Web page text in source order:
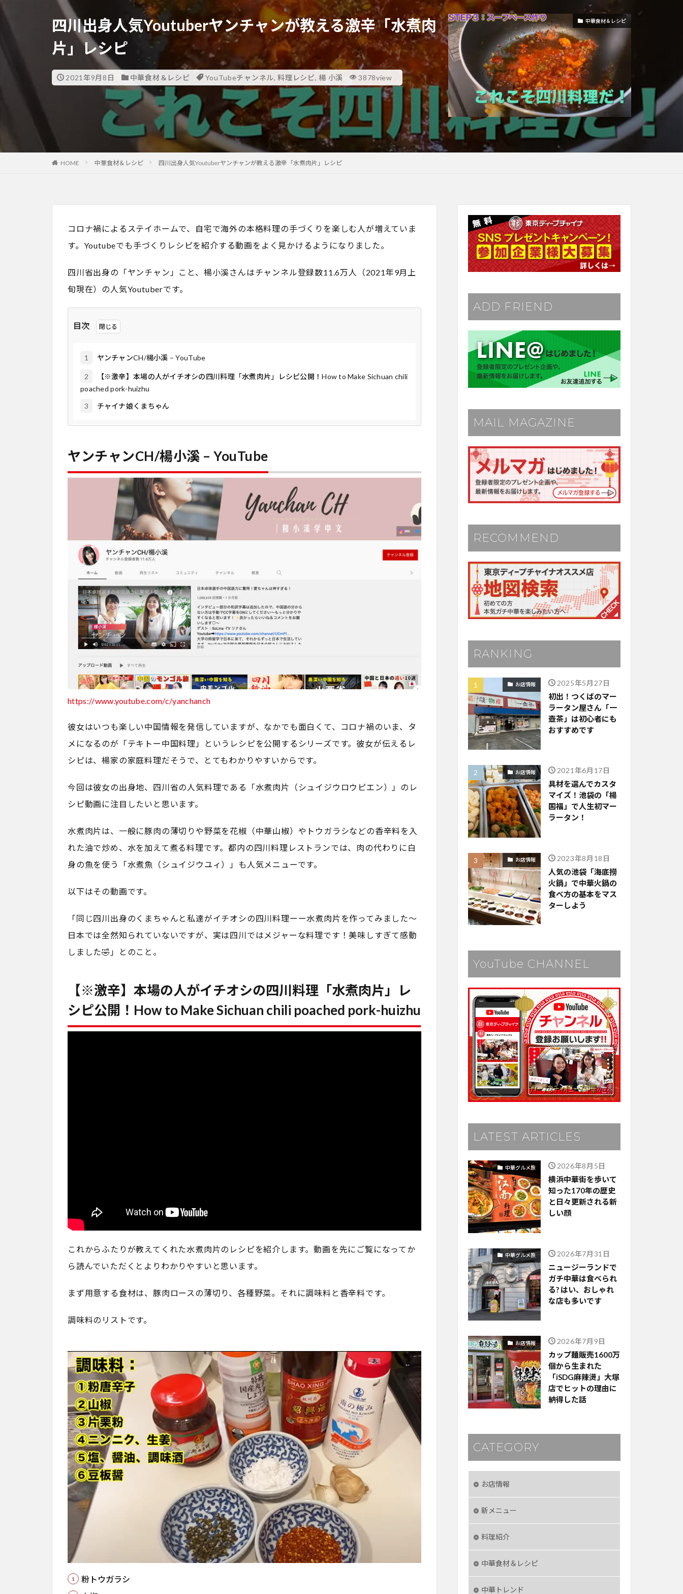
四川出身人気Youtuberヤンチャンが教える激辛「水煮肉
片」レシピ
2021年9月8日 中華食材＆レシピ YouTubeチャンネル,料理レシピ,楊 小溪 3878view
中華食材＆レシピ
HOME 中華食材＆レシピ 四川出身人気Youtuberヤンチャンが教える激辛「水煮肉片」レシピ
コロナ禍によるステイホームで、自宅で海外の本格料理の手づくりを楽しむ人が増えていま
す。Youtubeでも手づくりレシピを紹介する動画をよく見かけるようになりました。
四川省出身の「ヤンチャン」こと、楊小溪さんはチャンネル登録数11.6万人（2021年9月上
旬現在）の人気Youtuberです。
目次
1 ヤンチャンCH/楊小溪 – YouTube
2
【※激辛】本場の人がイチオシの四川料理「水煮肉片」レシピ公開！How to Make Sichuan chili
poached pork-huizhu
3
チャイナ娘くまちゃん
ヤンチャンCH/楊小溪 – YouTube
https://www.youtube.com/c/yanchanch
彼女はいつも楽しい中国情報を発信していますが、なかでも面白くて、コロナ禍のいま、タ
メになるのが「テキトー中国料理」というレシピを公開するシリーズです。彼女が伝えるレ
シピは、楊家の家庭料理だそうで、とてもわかりやすいからです。
今回は彼女の出身地、四川省の人気料理である「水煮肉片（シュイジウロウピエン）」のレ
シピ動画に注目したいと思います。
水煮肉片は、一般に豚肉の薄切りや野菜を花椒（中華山椒）やトウガラシなどの香辛料を入
れた油で炒め、水を加えて煮る料理です。都内の四川料理レストランでは、肉の代わりに白
身の魚を使う「水煮魚（シュイジウユィ）」も人気メニューです。
以下はその動画です。
「同じ四川出身のくまちゃんと私達がイチオシの四川料理ーー水煮肉片を作ってみました〜
日本では全然知られていないですが、実は四川ではメジャーな料理です！美味しすぎて感動
しました🤣」とのこと。
【※激辛】本場の人がイチオシの四川料理「水煮肉片」レ
シピ公開！How to Make Sichuan chili poached pork-huizhu
これからふたりが教えてくれた水煮肉片のレシピを紹介します。動画を先にご覧になってか
ら読んでいただくとよりわかりやすいと思います。
まず用意する食材は、豚肉ロースの薄切り、各種野菜。それに調味料と香辛料です。
調味料のリストです。
粉トウガラシ
ADD FRIEND
MAIL MAGAZINE
RECOMMEND
RANKING
お店情報 2025年5月27日
初出！つくばのマー
ラータン屋さん「一
壺茶」は初心者にも
おすすめです
お店情報 2021年6月17日
具材を選んでカスタ
マイズ！池袋の「楊
国福」で人生初マー
ラータン！
お店情報 2023年8月18日
人気の池袋「海底撈
火鍋」で中華火鍋の
食べ方の基本をマス
ターしよう
YouTube CHANNEL
LATEST ARTICLES
中華グルメ旅 2026年8月5日
横浜中華街を歩いて
知った170年の歴史
と日々更新される新
しい顔
中華グルメ旅 2026年7月31日
ニュージーランドで
ガチ中華は食べられ
る? はい、おしゃれ
な店も多いです
お店情報 2026年7月9日
カップ麺販売1600万
個から生まれた
「iSDG麻辣燙」大塚
店でヒットの理由に
納得した話
CATEGORY
お店情報
新メニュー
料理紹介
中華食材＆レシピ
中華トレンド